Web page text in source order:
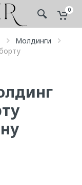
0
Молдинги